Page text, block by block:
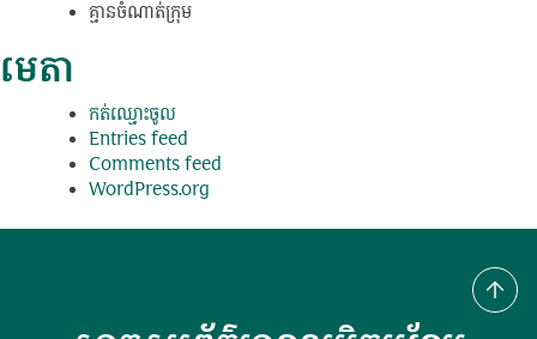
គ្មាន​ចំណាត់​ក្រុម
មេតា
កត់​ឈ្មោះ​ចូល
Entries feed
Comments feed
WordPress.org